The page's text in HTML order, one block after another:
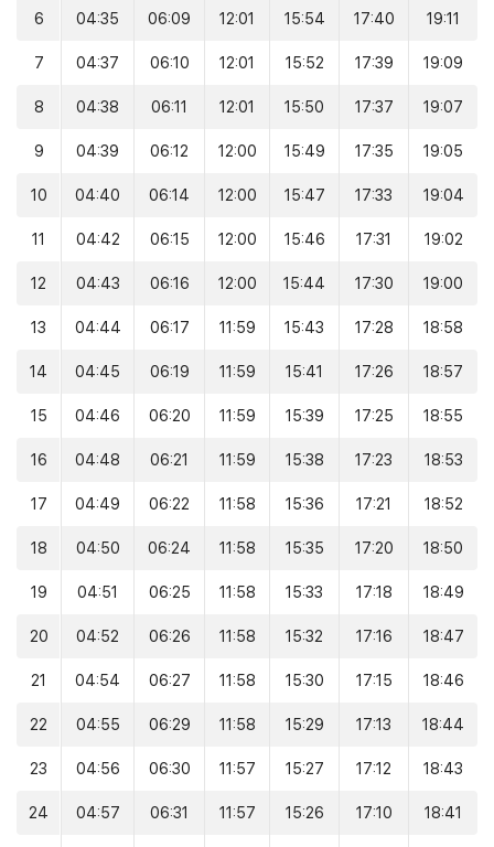
6 04:35 06:09 12:01 15:54 17:40 19:11
7 04:37 06:10 12:01 15:52 17:39 19:09
8 04:38 06:11 12:01 15:50 17:37 19:07
9 04:39 06:12 12:00 15:49 17:35 19:05
10 04:40 06:14 12:00 15:47 17:33 19:04
11 04:42 06:15 12:00 15:46 17:31 19:02
12 04:43 06:16 12:00 15:44 17:30 19:00
13 04:44 06:17 11:59 15:43 17:28 18:58
14 04:45 06:19 11:59 15:41 17:26 18:57
15 04:46 06:20 11:59 15:39 17:25 18:55
16 04:48 06:21 11:59 15:38 17:23 18:53
17 04:49 06:22 11:58 15:36 17:21 18:52
18 04:50 06:24 11:58 15:35 17:20 18:50
19 04:51 06:25 11:58 15:33 17:18 18:49
20 04:52 06:26 11:58 15:32 17:16 18:47
21 04:54 06:27 11:58 15:30 17:15 18:46
22 04:55 06:29 11:58 15:29 17:13 18:44
23 04:56 06:30 11:57 15:27 17:12 18:43
24 04:57 06:31 11:57 15:26 17:10 18:41